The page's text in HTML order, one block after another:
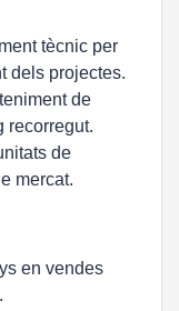
tècnic per
dels projectes.
de
recorregut.
de
mercat.
en vendes